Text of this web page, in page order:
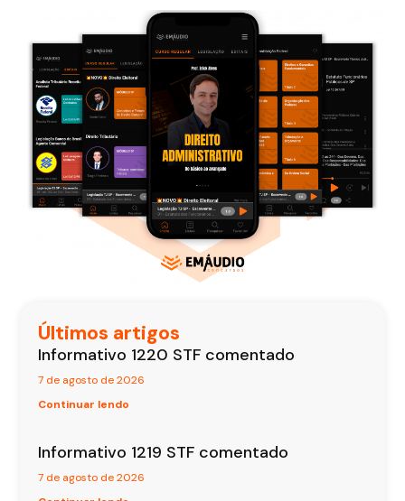
Últimos artigos
Informativo 1220 STF comentado
7 de agosto de 2026
Continuar lendo
Informativo 1219 STF comentado
7 de agosto de 2026